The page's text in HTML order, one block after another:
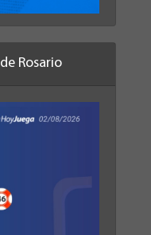
Rosario